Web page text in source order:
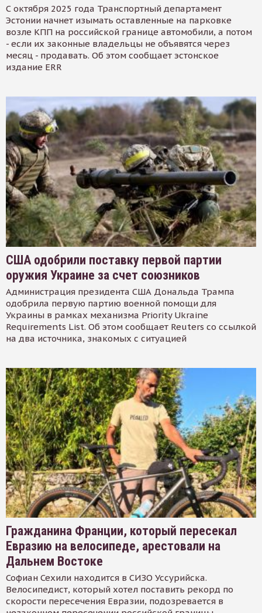
С октября 2025 года Транспортный департамент
Эстонии начнет изымать оставленные на парковке
возле КПП на российской границе автомобили, а потом
- если их законные владельцы не объявятся через
месяц - продавать. Об этом сообщает эстонское
издание ERR
США одобрили поставку первой партии
оружия Украине за счет союзников
Администрация президента США Дональда Трампа
одобрила первую партию военной помощи для
Украины в рамках механизма Priority Ukraine
Requirements List. Об этом сообщает Reuters со ссылкой
на два источника, знакомых с ситуацией
Гражданина Франции, который пересекал
Евразию на велосипеде, арестовали на
Дальнем Востоке
Софиан Сехили находится в СИЗО Уссурийска.
Велосипедист, который хотел поставить рекорд по
скорости пересечения Евразии, подозревается в